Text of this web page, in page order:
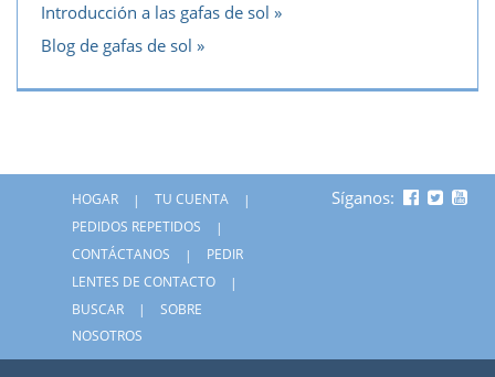
Introducción a las gafas de sol
Blog de gafas de sol
HOGAR
TU CUENTA
PEDIDOS REPETIDOS
CONTÁCTANOS
PEDIR
LENTES DE CONTACTO
BUSCAR
SOBRE
NOSOTROS
Síganos: